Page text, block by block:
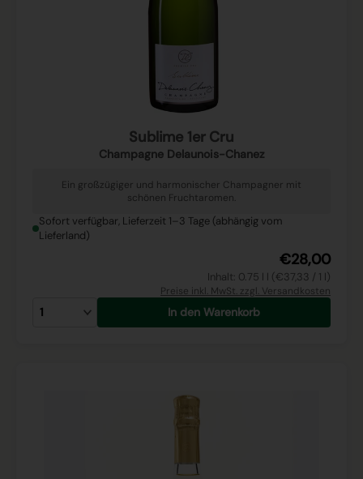
Sublime 1er Cru
Champagne Delaunois-Chanez
Ein großzügiger und harmonischer Champagner mit
schönen Fruchtaromen.
Sofort verfügbar, Lieferzeit 1–3 Tage (abhängig vom
Lieferland)
€28,00
Inhalt: 0.75 l l (€37,33 / 1 l)
Preise inkl. MwSt. zzgl. Versandkosten
In den Warenkorb